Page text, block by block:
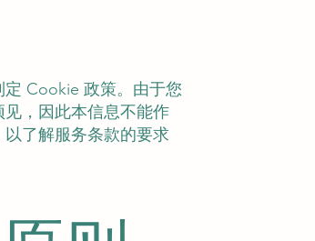
Cookie 政策。由于您
，因此本信息不能作
了解服务条款的要求